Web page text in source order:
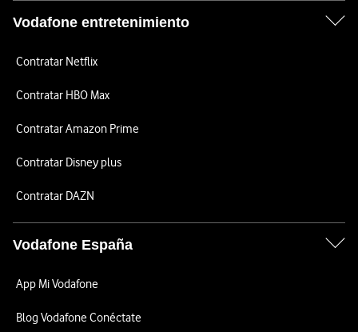
Vodafone entretenimiento
Contratar Netflix
Contratar HBO Max
Contratar Amazon Prime
Contratar Disney plus
Contratar DAZN
Vodafone España
App Mi Vodafone
Blog Vodafone Conéctate